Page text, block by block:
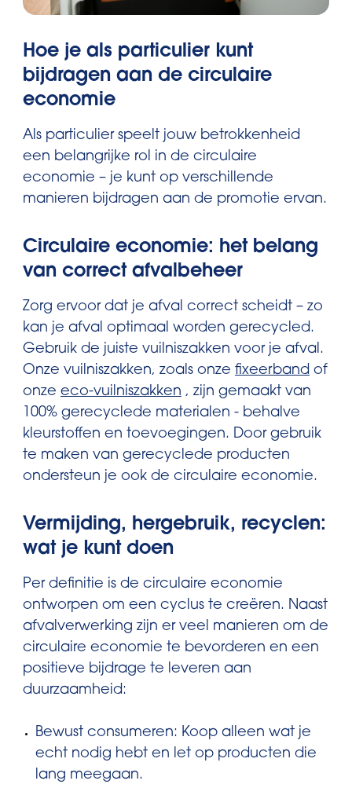
Hoe je als particulier kunt
bijdragen aan de circulaire
economie
Als particulier speelt jouw betrokkenheid
een belangrijke rol in de circulaire
economie – je kunt op verschillende
manieren bijdragen aan de promotie ervan.
Circulaire economie: het belang
van correct afvalbeheer
Zorg ervoor dat je afval correct scheidt – zo
kan je afval optimaal worden gerecycled.
Gebruik de juiste vuilniszakken voor je afval.
Onze vuilniszakken, zoals onze fixeerband of
onze eco-vuilniszakken , zijn gemaakt van
100% gerecyclede materialen - behalve
kleurstoffen en toevoegingen. Door gebruik
te maken van gerecyclede producten
ondersteun je ook de circulaire economie.
Vermijding, hergebruik, recyclen:
wat je kunt doen
Per definitie is de circulaire economie
ontworpen om een cyclus te creëren. Naast
afvalverwerking zijn er veel manieren om de
circulaire economie te bevorderen en een
positieve bijdrage te leveren aan
duurzaamheid:
Bewust consumeren: Koop alleen wat je
echt nodig hebt en let op producten die
lang meegaan.